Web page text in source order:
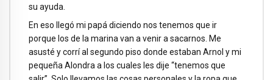
su ayuda.
En eso llegó mi papá diciendo nos tenemos que ir
porque los de la marina van a venir a sacarnos. Me
asusté y corrí al segundo piso donde estaban Arnol y mi
pequeña Alondra a los cuales les dije “tenemos que